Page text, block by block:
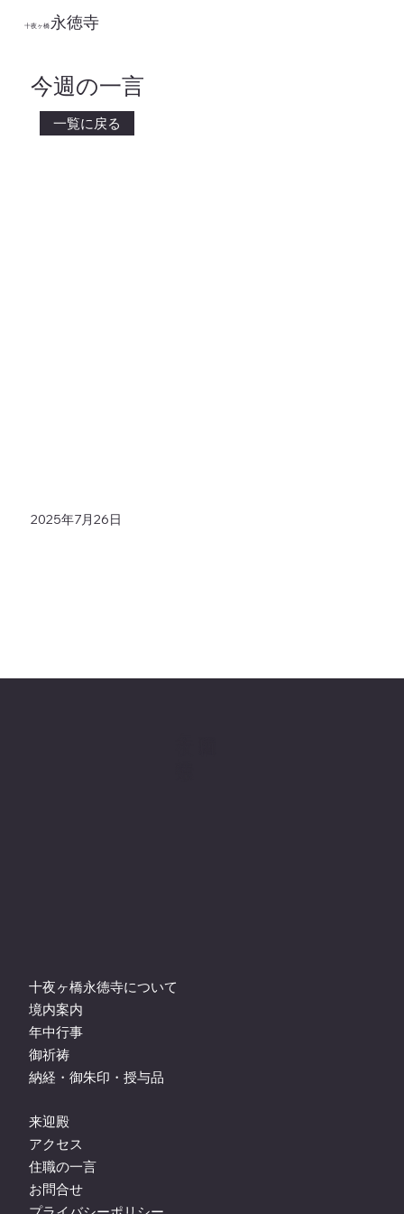
​十夜ヶ橋 永徳寺
今週の一言
一覧に戻る
2025年7月26日
十夜ヶ橋永徳寺について
境内案内
年中行事
御祈祷
納経・御朱印・授与品
来迎殿
アクセス
住職の一言
お問合せ